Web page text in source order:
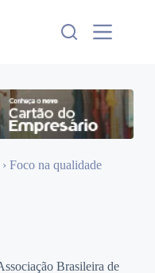
› Foco na qualidade
Brasileira de